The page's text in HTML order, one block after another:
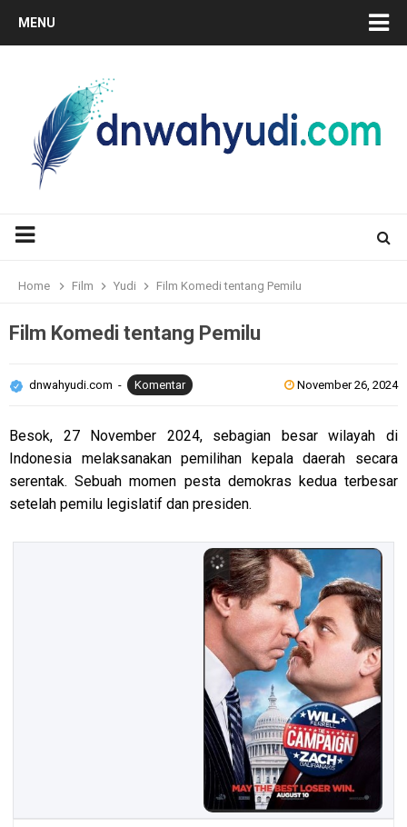
MENU
Home Film Yudi Film Komedi tentang Pemilu
Film Komedi tentang Pemilu
dnwahyudi.com November 26, 2024
Komentar
Besok, 27 November 2024, sebagian besar wilayah di
Indonesia melaksanakan pemilihan kepala daerah secara
serentak. Sebuah momen pesta demokras kedua terbesar
setelah pemilu legislatif dan presiden.